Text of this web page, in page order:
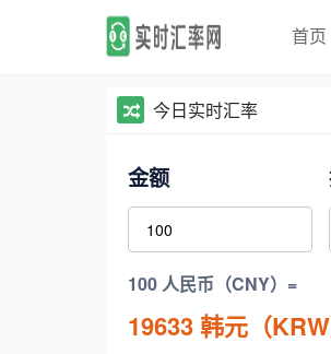
首页
今日实时汇率
金额
100 人民币（CNY）=
19633韩元（KRW